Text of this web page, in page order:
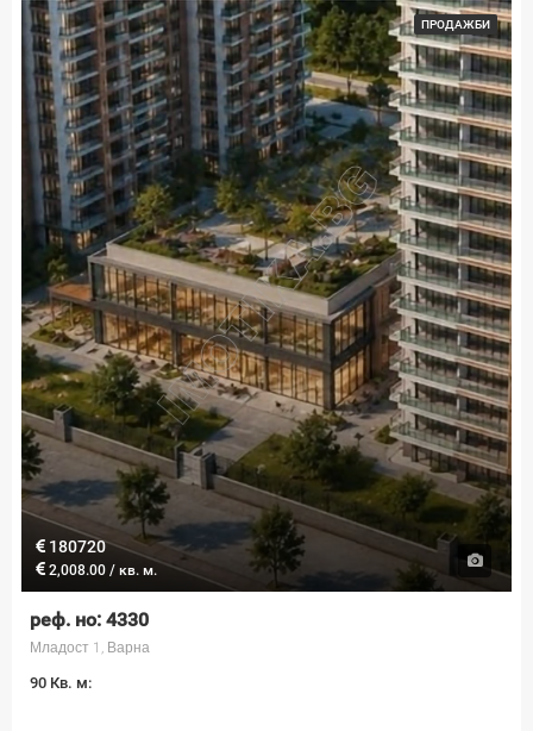
ПРОДАЖБИ
180720
2,008.00 / кв. м.
реф. но: 4330
Младост 1, Варна
90 Кв. м: